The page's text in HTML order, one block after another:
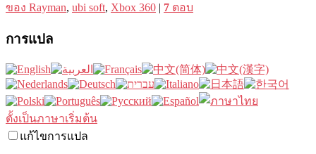
ของ Rayman, ubi soft, Xbox 360 | 7 ตอบ
การแปล
ตั้งเป็นภาษาเริ่มต้น
แก้ไขการแปล